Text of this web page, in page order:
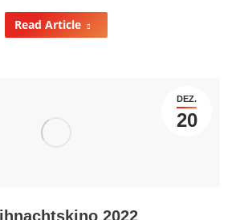
Read Article
2022
DEZ.
20